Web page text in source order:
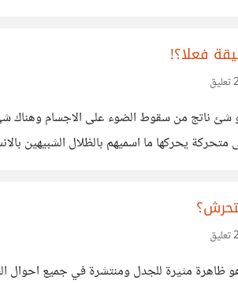
فعلا؟!
ناتج من سقوط الضوء على الاجسام وهناك شئ
يحركها ما اسميهم بالظلال الشبيهين
ظاهرة مثيرة للجدل ومنتشرة في جميع